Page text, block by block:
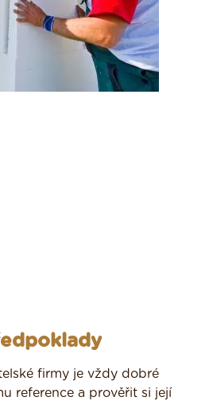
firmy je vždy dobré
reference a prověřit si její